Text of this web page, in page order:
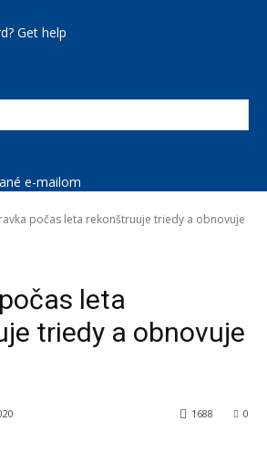
Get help
e-mailom
počas leta rekonštruuje triedy a obnovuje
leta
triedy a obnovuje
0
1688